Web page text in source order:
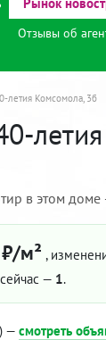
Отзывы об
летия Комсомола, 3б
в этом
м² ,
— 1.
— смотреть